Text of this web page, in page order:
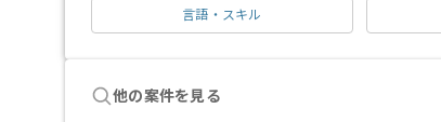
言語・スキル
他の案件を見る